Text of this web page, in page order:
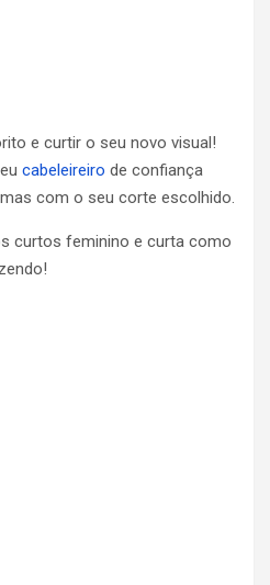
e curtir o seu novo visual!
cabeleireiro de confiança
com o seu corte escolhido.
curtos feminino e curta como